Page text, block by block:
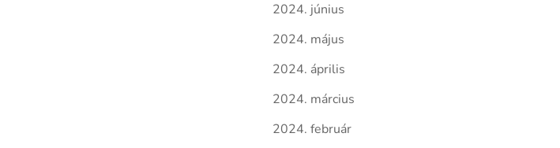
2024. június
2024. május
2024. április
2024. március
2024. február